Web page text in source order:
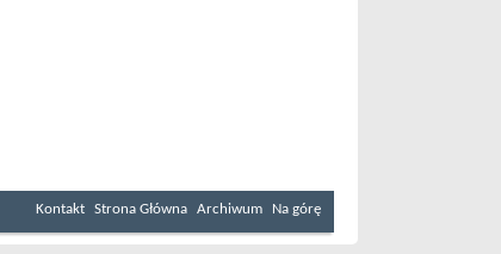
Kontakt Strona Główna Archiwum Na górę